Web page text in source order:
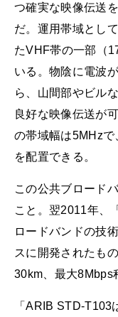
つ確実な映像伝送
だ。運用帯域とし
たVHF帯の一部（
いる。物陰に電波
ら、山間部やビル
良好な映像伝送が
の帯域幅は5MHz
を配置できる。
この公共ブロード
こと。翌2011年、
ロードバンドの技
スに開発されたも
30km、最大8Mbps
「ARIB STD-